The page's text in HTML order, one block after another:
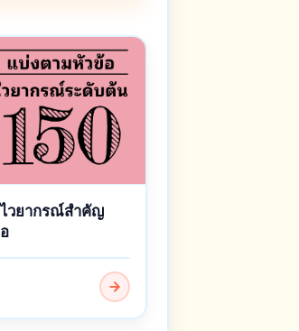
วยากรณ์สำคัญ